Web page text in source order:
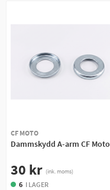
CF MOTO
Dammskydd A-arm CF Moto
30 kr (ink. moms)
6 I LAGER